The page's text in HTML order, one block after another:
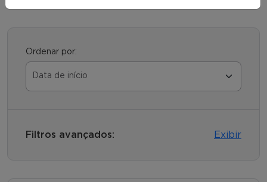
Ordenar por:
Filtros avançados: Exibir